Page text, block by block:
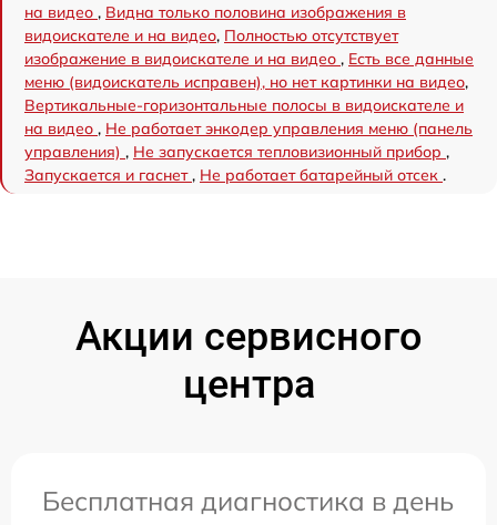
на видео , Видна только половина изображения в
видоискателе и на видео, Полностью отсутствует
изображение в видоискателе и на видео , Есть все данные
меню (видоискатель исправен), но нет картинки на видео,
Вертикальные-горизонтальные полосы в видоискателе и
на видео , Не работает энкодер управления меню (панель
управления) , Не запускается тепловизионный прибор ,
Запускается и гаснет, Не работает батарейный отсек .
Акции сервисного
центра
Бесплатная диагностика в день